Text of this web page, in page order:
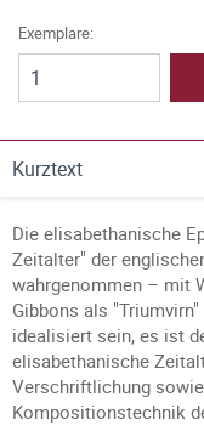
Exemplare:
Kurztext
Die elisabethanische
Zeitalter" der
wahrgenommen – mit
Gibbons als
idealisiert sein, es ist
elisabethanische
Verschriftlichung
Kompositionstechnik